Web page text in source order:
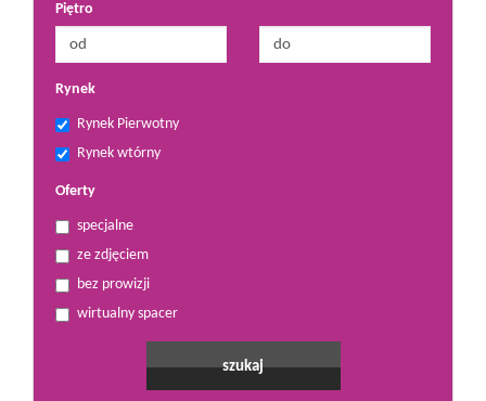
Piętro
Rynek
Rynek Pierwotny
Rynek wtórny
Oferty
specjalne
ze zdjęciem
bez prowizji
wirtualny spacer